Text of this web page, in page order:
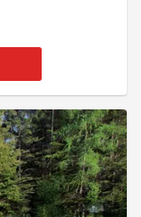
avec
000$ NET/an.
au